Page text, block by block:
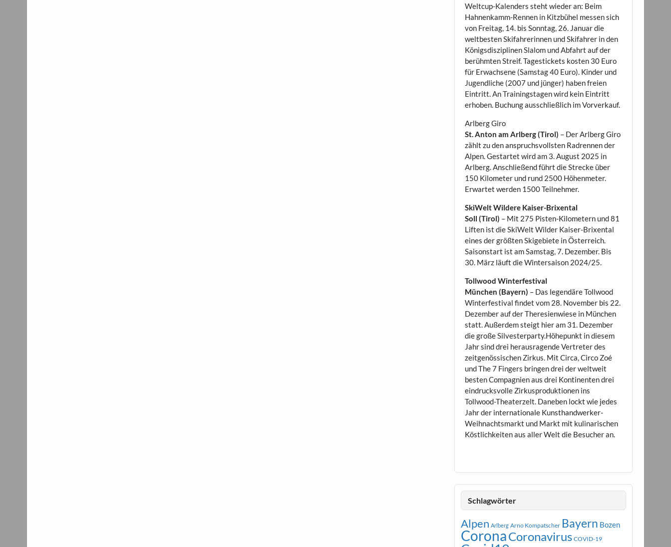
Weltcup-Kalenders steht wieder an: Beim
Hahnenkamm-Rennen in Kitzbühel messen sich
von Freitag, 14. bis Sonntag, 26. Januar die
weltbesten Skifahrerinnen und Skifahrer in den
Königsdisziplinen Slalom und Abfahrt auf der
berühmten Streif. Tagestickets kosten 30 Euro
für Erwachsene (Samstag 40 Euro). Kinder und
Jugendliche (2007 und jünger) haben freien
Eintritt. An Trainingstagen wird kein Eintritt
erhoben. Buchung ausschließlich im Vorverkauf.
Arlberg Giro
St. Anton am Arlberg (Tirol) – Der Arlberg Giro
zählt zu den anspruchsvollsten Radrennen der
Alpen. Gestartet wird am 3. August 2025 in
Arlberg. Anschließend führt die Strecke über
150 Kilometer und rund 2500 Höhenmeter.
Erwartet werden 1500 Teilnehmer.
SkiWelt Wildere Kaiser-Brixental
Soll (Tirol) – Mit 275 Pisten-Kilometern und 81
Liften ist die SkiWelt Wilder Kaiser-Brixental
eines der größten Skigebiete in Österreich.
Saisonstart ist am Samstag, 7. Dezember. Bis
30. März läuft die Wintersaison 2024/25.
Tollwood Winterfestival
München (Bayern) – Das legendäre Tollwood
Winterfestival findet vom 28. November bis 22.
Dezember auf der Theresienwiese in München
statt. Außerdem steigt hier am 31. Dezember
die große Silvesterparty.Höhepunkt in diesem
Jahr sind drei herausragende Vertreter des
zeitgenössischen Zirkus. Mit Circa, Circo Zoé
und The 7 Fingers bringen drei der weltweit
besten Compagnien aus drei Kontinenten drei
eindrucksvolle Zirkusproduktionen ins
Tollwood-Theaterzelt. Daneben lockt wie jedes
Jahr der internationale Kunsthandwerker-
Weihnachtsmarkt und Markt mit kulinarischen
Köstlichkeiten aus aller Welt die Besucher an.
Schlagwörter
Alpen Arlberg Arno Kompatscher Bayern Bozen
CoronaCoronavirus COVID-19